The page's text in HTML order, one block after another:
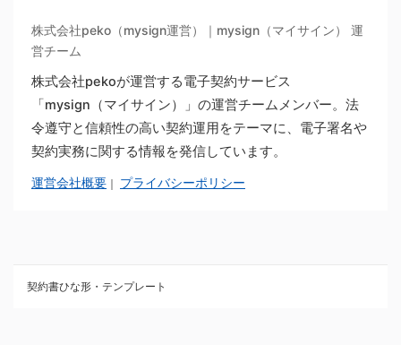
株式会社peko（mysign運営）｜mysign（マイサイン） 運
営チーム
株式会社pekoが運営する電子契約サービス
「mysign（マイサイン）」の運営チームメンバー。法
令遵守と信頼性の高い契約運用をテーマに、電子署名や
契約実務に関する情報を発信しています。
運営会社概要 ｜ プライバシーポリシー
契約書ひな形・テンプレート